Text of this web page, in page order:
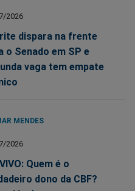
2026
dispara na frente
o Senado em SP e
vaga tem empate
MENDES
2026
Quem é o
dono da CBF?